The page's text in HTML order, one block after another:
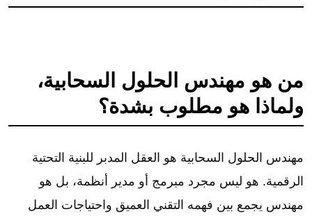
من هو مهندس الحلول السحابية،
ولماذا هو مطلوب بشدة؟
مهندس الحلول السحابية هو العقل المدبر للبنية التحتية
الرقمية. هو ليس مجرد مبرمج أو مدير أنظمة، بل هو
مهندس يجمع بين فهمه التقني العميق واحتياجات العمل